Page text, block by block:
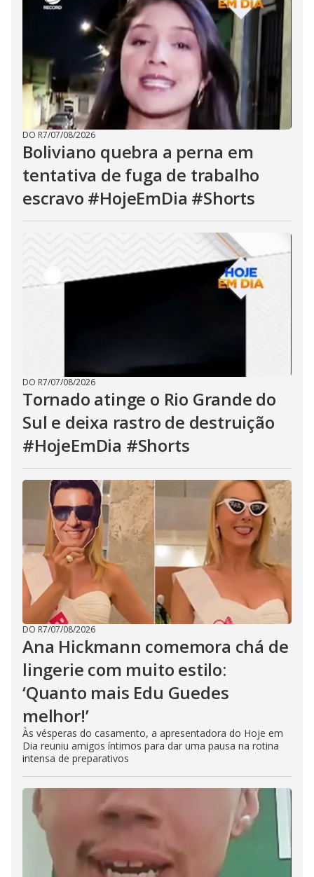
DO R7/07/08/2026
Boliviano quebra a perna em
tentativa de fuga de trabalho
escravo #HojeEmDia #Shorts
DO R7/07/08/2026
Tornado atinge o Rio Grande do
Sul e deixa rastro de destruição
#HojeEmDia #Shorts
DO R7/07/08/2026
Ana Hickmann comemora chá de
lingerie com muito estilo:
‘Quanto mais Edu Guedes
melhor!’
Às vésperas do casamento, a apresentadora do Hoje em
Dia reuniu amigos íntimos para dar uma pausa na rotina
intensa de preparativos